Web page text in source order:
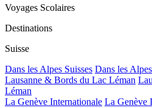
Voyages Scolaires
Destinations
Suisse
Dans les Alpes Suisses Dans les
Lausanne & Bords du Lac Léman
Léman
La Genève Internationale La Genève